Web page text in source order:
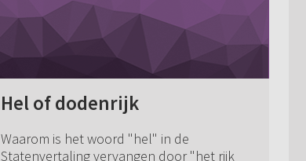
Hel of dodenrijk
Waarom is het woord "hel" in de
Statenvertaling vervangen door "het rijk